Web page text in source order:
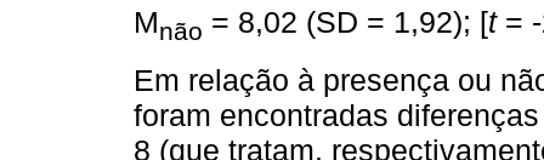
Mnão = 8,02 (SD = 1,92); [t=
Em relação à presença ou
foram encontradas
8 (que tratam,